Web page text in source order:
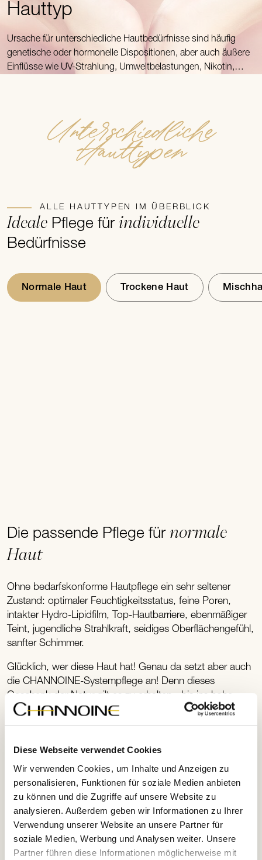
Diese Webseite verwendet Cookies
Wir verwenden Cookies, um Inhalte und Anzeigen zu
personalisieren, Funktionen für soziale Medien anbieten
zu können und die Zugriffe auf unsere Website zu
analysieren. Außerdem geben wir Informationen zu Ihrer
Verwendung unserer Website an unsere Partner für
soziale Medien, Werbung und Analysen weiter. Unsere
Partner führen diese Informationen möglicherweise mit
Hauttyp
Ursache für unterschiedliche Hautbedürfnisse sind häufig
genetische oder hormonelle Dispositionen, aber auch äußere
Einflüsse wie UV-Strahlung, Umweltbelastungen, Nikotin,
Unterschiedliche
Hauttypen
ALLE HAUTTYPEN IM ÜBERBLICK
Ideale Pflege für individuelle
Bedürfnisse
Normale Haut Trockene Haut
Die passende Pflege für normale
Haut
Ohne bedarfskonforme Hautpflege ein sehr seltener
Zustand: optimaler Feuchtigkeitsstatus, feine Poren,
intakter Hydro-Lipidfilm, Top-Hautbarriere, ebenmäßiger
Teint, jugendliche Strahlkraft, seidiges Oberflächengefühl,
sanfter Schimmer.
Glücklich, wer diese Haut hat! Genau da setzt aber auch
die CHANNOINE-Systempflege an! Denn dieses
Geschenk der Natur gilt es zu erhalten - bis ins hohe
Alter!